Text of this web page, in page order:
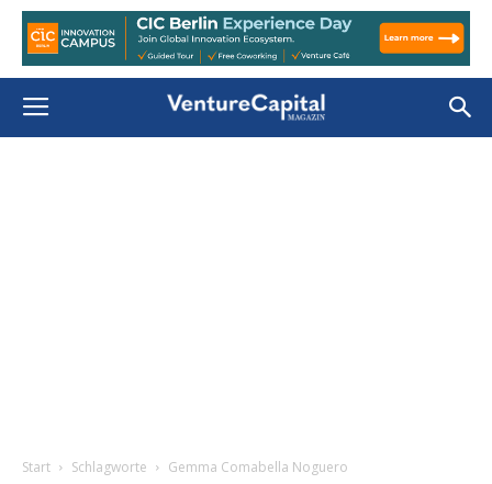
Start Schlagworte Gemma Comabella Noguero